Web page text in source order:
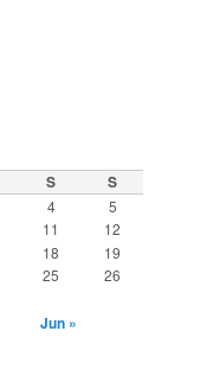
S S
4
5
11
12
18
19
25
26
Jun »